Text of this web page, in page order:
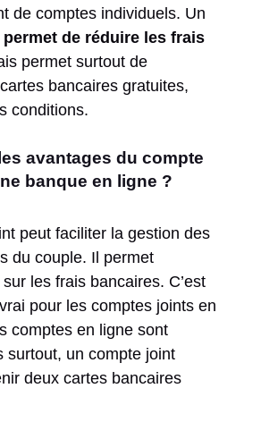
de comptes individuels. Un
de réduire les frais
permet surtout de
bancaires gratuites,
conditions.
avantages du compte
banque en ligne ?
peut faciliter la gestion des
du couple. Il permet
sur les frais bancaires. C’est
pour les comptes joints en
comptes en ligne sont
surtout, un compte joint
deux cartes bancaires